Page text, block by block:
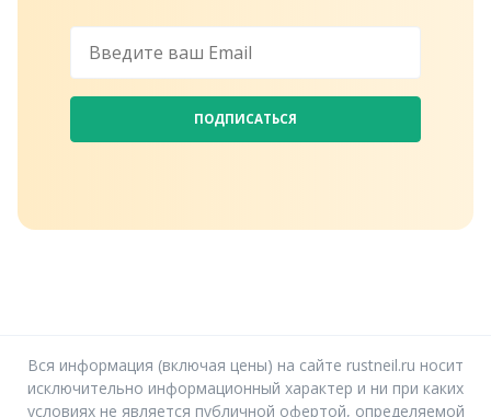
ПОДПИСАТЬСЯ
Вся информация (включая цены) на сайте rustneil.ru носит
исключительно информационный характер и ни при каких
условиях не является публичной офертой, определяемой